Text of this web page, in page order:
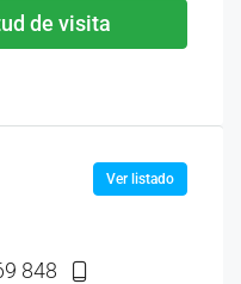
de visita
Ver listado
848